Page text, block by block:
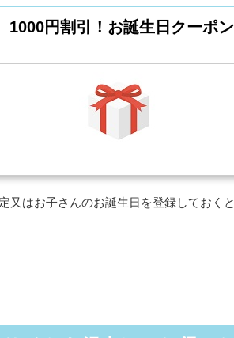
1000円割引！お誕生日クーポン
又はお子さんのお誕生日を登録しておく